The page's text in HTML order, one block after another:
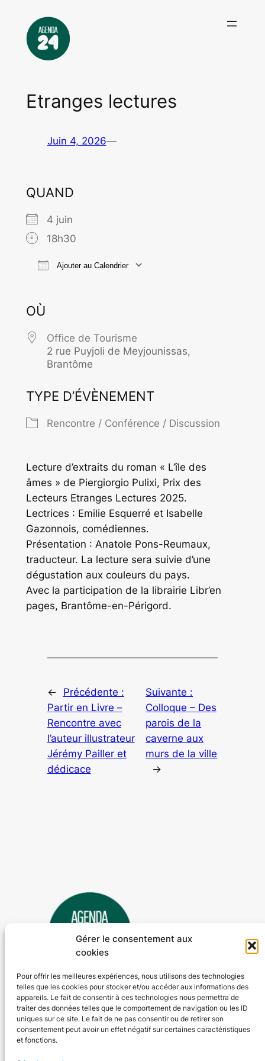
Gérer le consentement aux
cookies
Pour offrir les meilleures expériences, nous utilisons des technologies
telles que les cookies pour stocker et/ou accéder aux informations des
appareils. Le fait de consentir à ces technologies nous permettra de
traiter des données telles que le comportement de navigation ou les ID
uniques sur ce site. Le fait de ne pas consentir ou de retirer son
consentement peut avoir un effet négatif sur certaines caractéristiques
et fonctions.
contenu
Etranges lectures
Juin 4, 2026—
QUAND
4 juin
18h30
Ajouter au Calendrier
OÙ
Office de Tourisme
2 rue Puyjoli de Meyjounissas,
Brantôme
TYPE D’ÉVÈNEMENT
Rencontre / Conférence / Discussion
Lecture d’extraits du roman « L’île des
âmes » de Piergiorgio Pulixi, Prix des
Lecteurs Etranges Lectures 2025.
Lectrices : Emilie Esquerré et Isabelle
Gazonnois, comédiennes.
Présentation : Anatole Pons-Reumaux,
traducteur. La lecture sera suivie d’une
dégustation aux couleurs du pays.
Avec la participation de la librairie Libr’en
pages, Brantôme-en-Périgord.
←
Précédente :
Partir en Livre –
Rencontre avec
l’auteur illustrateur
Jérémy Pailler et
dédicace
Suivante :
Colloque – Des
parois de la
caverne aux
murs de la ville
→
Agenda 24
L'agenda des manifestations et activités en Dordogne